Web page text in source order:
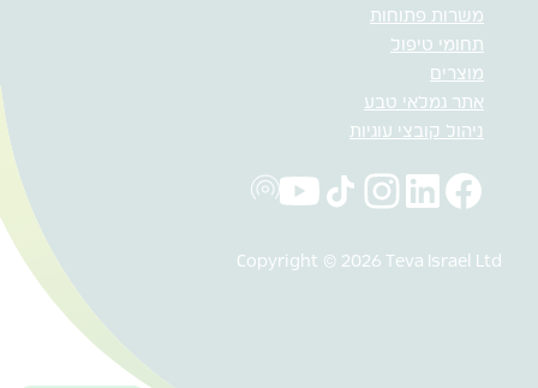
משרות פתוחות
תחומי טיפול
מוצרים
אתר גמלאי טבע
ניהול קובצי עוגיות
Copyright © 2026 Teva Israel Ltd